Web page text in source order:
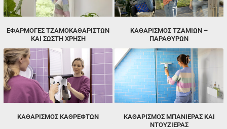
ΕΦΑΡΜΟΓΈΣ ΤΖΑΜΟΚΑΘΑΡΙΣΤΏΝ
ΚΑΙ ΣΩΣΤΉ ΧΡΉΣΗ
ΚΑΘΑΡΙΣΜΌΣ ΤΖΑΜΙΏΝ –
ΠΑΡΑΘΎΡΩΝ
ΚΑΘΑΡΙΣΜΌΣ ΚΑΘΡΕΦΤΏΝ
ΚΑΘΑΡΙΣΜΌΣ ΜΠΑΝΙΈΡΑΣ ΚΑΙ
ΝΤΟΥΖΙΈΡΑΣ